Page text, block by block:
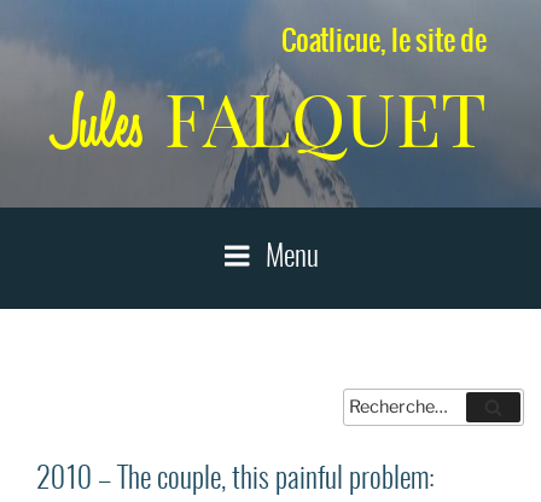
Coatlicue, le site de
Jules FALQUET
Menu
Recherche
pour
2010 – The couple, this painful problem: